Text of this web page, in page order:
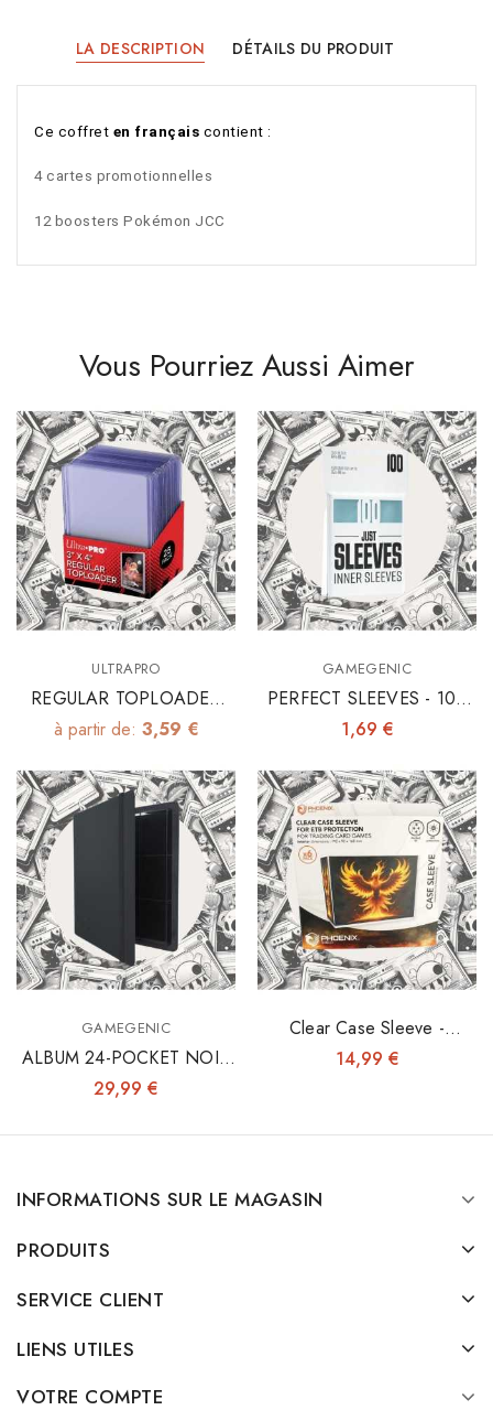
LA DESCRIPTION DÉTAILS DU PRODUIT
Ce coffret en français contient :
4 cartes promotionnelles
12 boosters Pokémon JCC
Vous Pourriez Aussi Aimer
ULTRAPRO
REGULAR TOPLOADER
3"x4" X25
à partir de: 3,59 €
GAMEGENIC
PERFECT SLEEVES - 100
INNER SLEEVES 64X89
1,69 €
GAMEGENIC
ALBUM 24-POCKET NOIR
- Fermeture Élastique
29,99 €
Clear Case Sleeve -
Pokemon Elite Trainer X6
14,99 €
INFORMATIONS SUR LE MAGASIN
PRODUITS
SERVICE CLIENT
LIENS UTILES
VOTRE COMPTE